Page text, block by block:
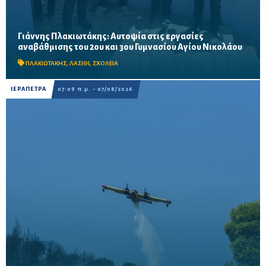
Γιάννης Πλακιωτάκης: Αυτοψία στις εργασίες
αναβάθμισης του 2ου και 3ου Γυμνασίου Αγίου Νικολάου
ΠΛΑΚΙΩΤΑΚΗΣ, ΛΑΣΙΘΙ, ΣΧΟΛΕΙΑ
Οι παρεμβάσεις του προγράμματος «Μαριέττα Γιαννάκου»
αναμένεται να ολοκληρωθούν πριν από τη νέα σχολική χρονιά –
Προβλέπονται ανακαινίσεις αιθουσών, αύλειων και...
ΙΕΡΑΠΕΤΡΑ 07:09 π.μ. - 07/08/2026